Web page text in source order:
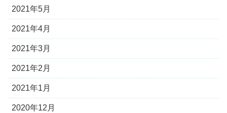
2021年5月
2021年4月
2021年3月
2021年2月
2021年1月
2020年12月